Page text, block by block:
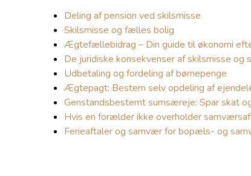
Deling af pension ved skilsmisse
Skilsmisse og fælles bolig
Ægtefællebidrag – Din guide til økonomi
De juridiske konsekvenser af skilsmisse og
Udbetaling og fordeling af børnepenge
Ægtepagt: Bestem selv opdeling af
Genstandsbestemt sumsæreje: Spar skat
Hvis en forælder ikke overholder
Ferieaftaler og samvær for bopæls- og